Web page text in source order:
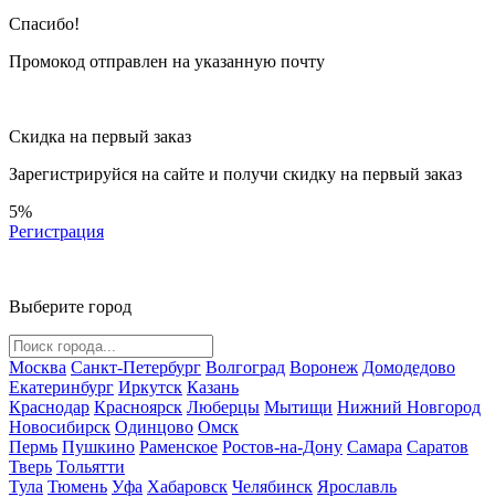
Спасибо!
Промокод отправлен на указанную почту
Скидка на первый заказ
Зарегистрируйся на сайте и получи скидку на первый заказ
5%
Регистрация
Выберите город
Москва Санкт-Петербург Волгоград Воронеж Домодедово
Екатеринбург Иркутск Казань
Краснодар Красноярск Люберцы Мытищи Нижний Новгород
Новосибирск Одинцово Омск
Пермь Пушкино Раменское Ростов-на-Дону Самара Саратов
Тверь Тольятти
Тула Тюмень Уфа Хабаровск Челябинск Ярославль